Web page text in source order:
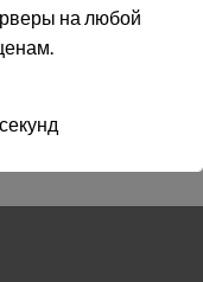
на любой
секунд